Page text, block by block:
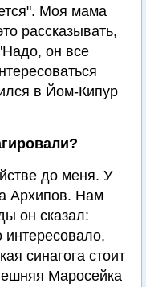
Моя мама
рассказывать,
он все
в Йом-Кипур
до меня. У
Архипов. Нам
он сказал:
интересовало,
синагога стоит
Маросейка